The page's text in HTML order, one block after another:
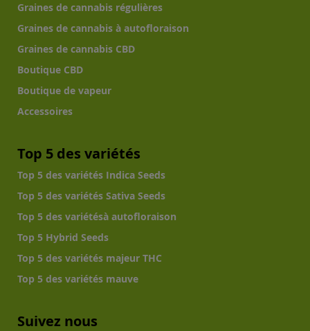
Graines de cannabis régulières
Graines de cannabis à autofloraison
Graines de cannabis CBD
Boutique CBD
Boutique de vapeur
Accessoires
Top 5 des variétés
Top 5 des variétés Indica Seeds
Top 5 des variétés Sativa Seeds
Top 5 des variétésà autofloraison
Top 5 Hybrid Seeds
Top 5 des variétés majeur THC
Top 5 des variétés mauve
Suivez nous